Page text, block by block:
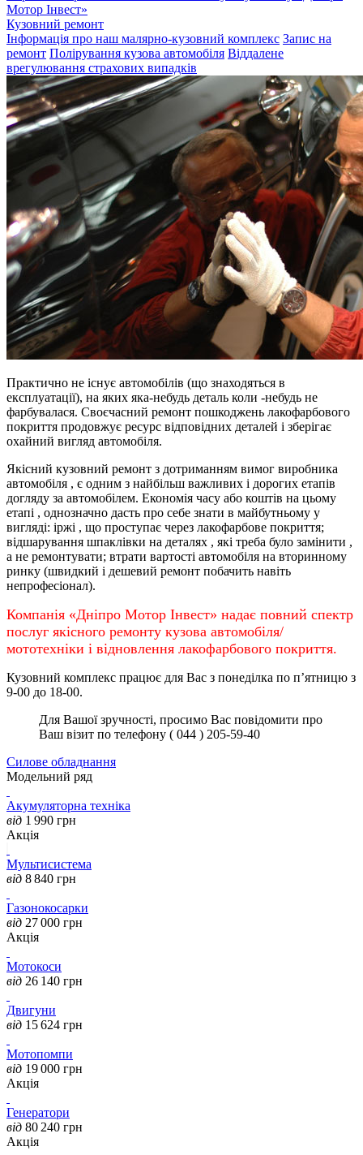
Мотор Інвест»
Кузовний ремонт
Інформація про наш малярно-кузовний комплекс Запис на
ремонт Полірування кузова автомобіля Віддалене
врегулювання страхових випадків
Практично не існує автомобілів (що знаходяться в
експлуатації), на яких яка-небудь деталь коли -небудь не
фарбувалася. Своєчасний ремонт пошкоджень лакофарбового
покриття продовжує ресурс відповідних деталей і зберігає
охайний вигляд автомобіля.
Якісний кузовний ремонт з дотриманням вимог виробника
автомобіля , є одним з найбільш важливих і дорогих етапів
догляду за автомобілем. Економія часу або коштів на цьому
етапі , однозначно дасть про себе знати в майбутньому у
вигляді: іржі , що проступає через лакофарбове покриття;
відшарування шпаклівки на деталях , які треба було замінити ,
а не ремонтувати; втрати вартості автомобіля на вторинному
ринку (швидкий і дешевий ремонт побачить навіть
непрофесіонал).
Компанія «Дніпро Мотор Інвест» надає повний спектр
послуг якісного ремонту кузова автомобіля/
мототехніки і відновлення лакофарбового покриття.
Кузовний комплекс працює для Вас з понеділка по п’ятницю з
9-00 до 18-00.
Для Вашої зручності, просимо Вас повідомити про
Ваш візит по телефону ( 044 ) 205-59-40
Силове обладнання
Модельний ряд
Акумуляторна техніка
від 1 990 грн
Акція
Мультисистема
від 8 840 грн
Газонокосарки
від 27 000 грн
Акція
Мотокоси
від 26 140 грн
Двигуни
від 15 624 грн
Мотопомпи
від 19 000 грн
Акція
Генератори
від 80 240 грн
Акція